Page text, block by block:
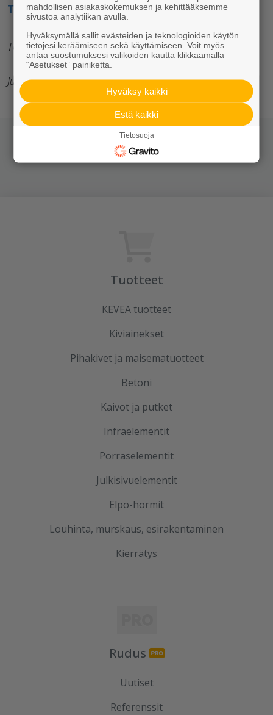
Tutustu muihin Kaivot ja putket -tuotteisiin
Teksti: Vesa Tompuri
Julkaisija: Rudus Pro
Jaa somessa
Tuotteet
KEVEÄ tuotteet
Kiviainekset
Pihakivet ja maisematuotteet
Betoni
Kaivot ja putket
Infraelementit
Porraselementit
Julkisivuelementit
Elpo-hormit
Louhinta, murskaus, esirakentaminen
Kierrätys
Rudus
Uutiset
Referenssit
mahdollisen asiakaskokemuksen ja kehittääksemme
sivustoa analytiikan avulla.
Hyväksymällä sallit evästeiden ja teknologioiden käytön
tietojesi keräämiseen sekä käyttämiseen. Voit myös
antaa suostumuksesi valikoiden kautta klikkaamalla
“Asetukset” painiketta.
Hyväksy kaikki
Estä kaikki
Tietosuoja